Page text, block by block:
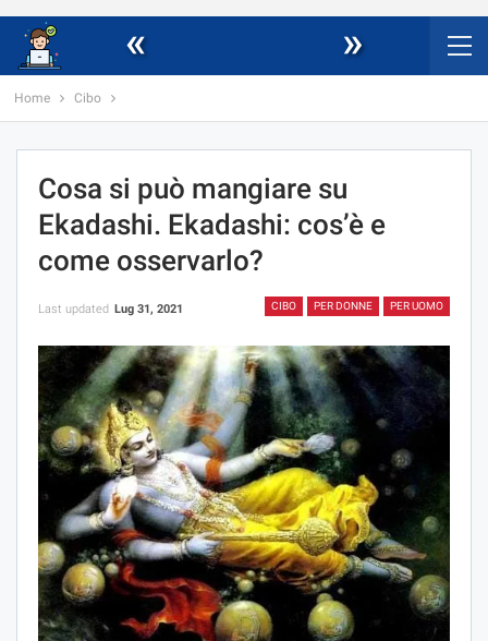
« »
Home Cibo
Cosa si può mangiare su
Ekadashi. Ekadashi: cos’è e
come osservarlo?
CIBO PER DONNE PER UOMO
Last updated Lug 31, 2021